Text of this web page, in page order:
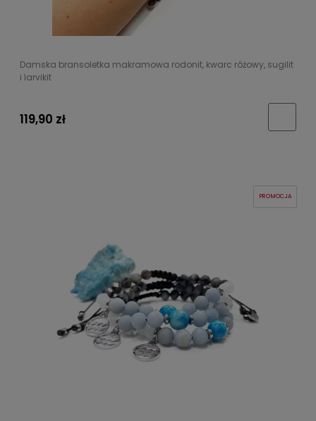
Damska bransoletka makramowa rodonit, kwarc różowy, sugilit
i larvikit
119,90 zł
PROMOCJA